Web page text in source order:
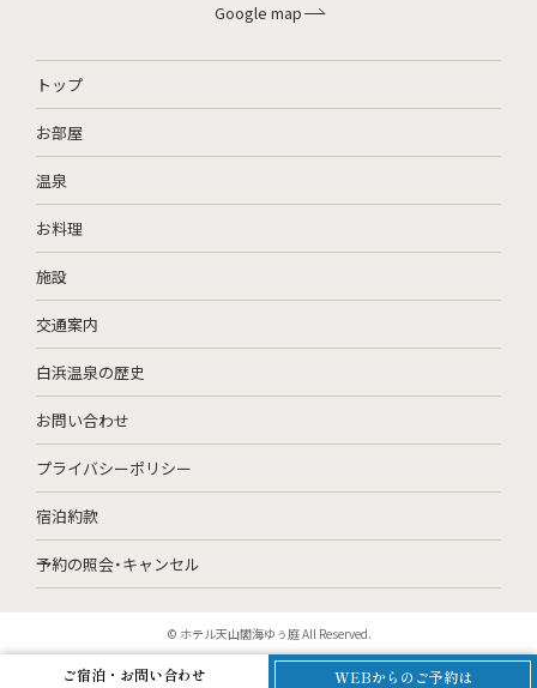
Google map
トップ
お部屋
温泉
お料理
施設
交通案内
白浜温泉の歴史
お問い合わせ
プライバシーポリシー
宿泊約款
予約の照会・キャンセル
© ホテル天山閣海ゆぅ庭 All Reserved.
ご宿泊・お問い合わせ WEBからのご予約は